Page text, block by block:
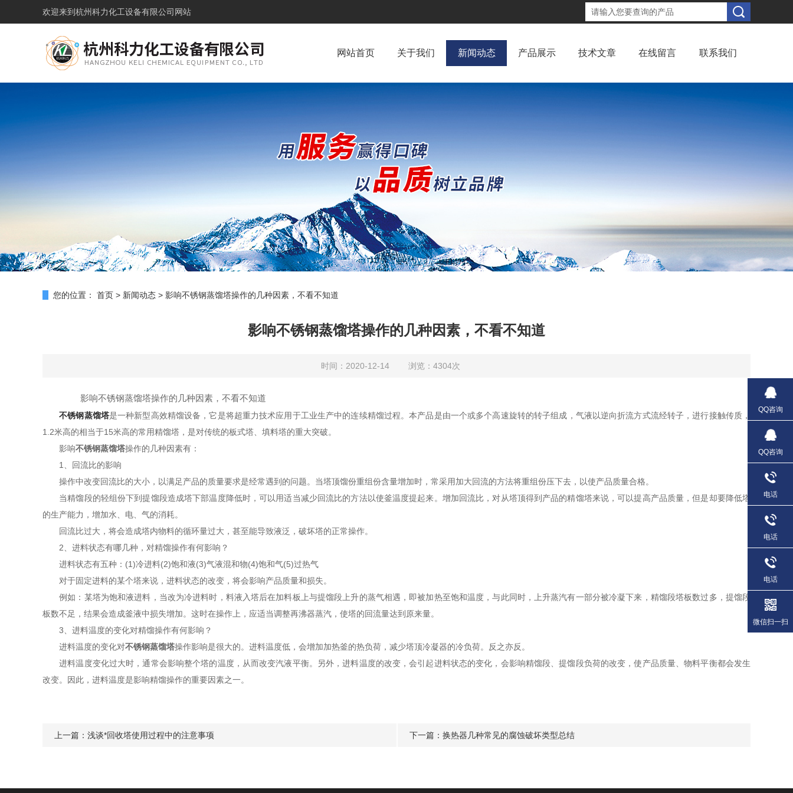
欢迎来到 杭州科力化工设备有限公司网站
网站首页 关于我们 新闻动态 产品展示 技术文章 在线留言 联系我们
您的位置： 首页 > 新闻动态 > 影响不锈钢蒸馏塔操作的几种因素，不看不知道
影响不锈钢蒸馏塔操作的几种因素，不看不知道
时间：2020-12-14 浏览：4304次
影响不锈钢蒸馏塔操作的几种因素，不看不知道
不锈钢蒸馏塔是一种新型高效精馏设备，它是将超重力技术应用于工业生产中的连续精馏过程。本产品是由一个或多个高速旋转的转子组成，气液以逆向折流方式流经转子，进行接触传质，
1.2米高的相当于15米高的常用精馏塔，是对传统的板式塔、填料塔的重大突破。
影响不锈钢蒸馏塔操作的几种因素有：
1、回流比的影响
操作中改变回流比的大小，以满足产品的质量要求是经常遇到的问题。当塔顶馏份重组份含量增加时，常采用加大回流的方法将重组份压下去，以使产品质量合格。
当精馏段的轻组份下到提馏段造成塔下部温度降低时，可以用适当减少回流比的方法以使釜温度提起来。增加回流比，对从塔顶得到产品的精馏塔来说，可以提高产品质量，但是却要降低塔
的生产能力，增加水、电、气的消耗。
回流比过大，将会造成塔内物料的循环量过大，甚至能导致液泛，破坏塔的正常操作。
2、进料状态有哪几种，对精馏操作有何影响？
进料状态有五种：(1)冷进料(2)饱和液(3)气液混和物(4)饱和气(5)过热气
对于固定进料的某个塔来说，进料状态的改变，将会影响产品质量和损失。
例如：某塔为饱和液进料，当改为冷进料时，料液入塔后在加料板上与提馏段上升的蒸气相遇，即被加热至饱和温度，与此同时，上升蒸汽有一部分被冷凝下来，精馏段塔板数过多，提馏段
板数不足，结果会造成釜液中损失增加。这时在操作上，应适当调整再沸器蒸汽，使塔的回流量达到原来量。
3、进料温度的变化对精馏操作有何影响？
进料温度的变化对不锈钢蒸馏塔操作影响是很大的。进料温度低，会增加加热釜的热负荷，减少塔顶冷凝器的冷负荷。反之亦反。
进料温度变化过大时，通常会影响整个塔的温度，从而改变汽液平衡。另外，进料温度的改变，会引起进料状态的变化，会影响精馏段、提馏段负荷的改变，使产品质量、物料平衡都会发生
改变。因此，进料温度是影响精馏操作的重要因素之一。
上一篇： 浅谈*回收塔使用过程中的注意事项 下一篇： 换热器几种常见的腐蚀破坏类型总结
QQ咨询
QQ咨询
电话
电话
电话
微信扫一扫